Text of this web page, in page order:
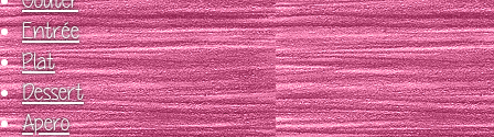
Entrée
Plat
Dessert
Apero